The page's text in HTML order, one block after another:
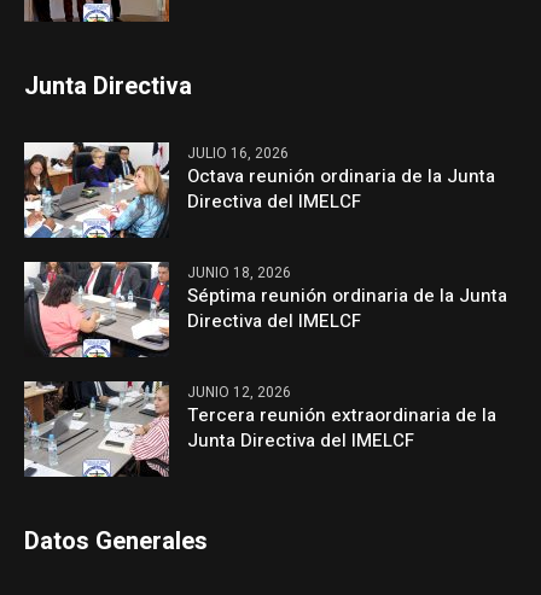
Junta Directiva
JULIO 16, 2026
Octava reunión ordinaria de la Junta
Directiva del IMELCF
JUNIO 18, 2026
Séptima reunión ordinaria de la Junta
Directiva del IMELCF
JUNIO 12, 2026
Tercera reunión extraordinaria de la
Junta Directiva del IMELCF
Datos Generales